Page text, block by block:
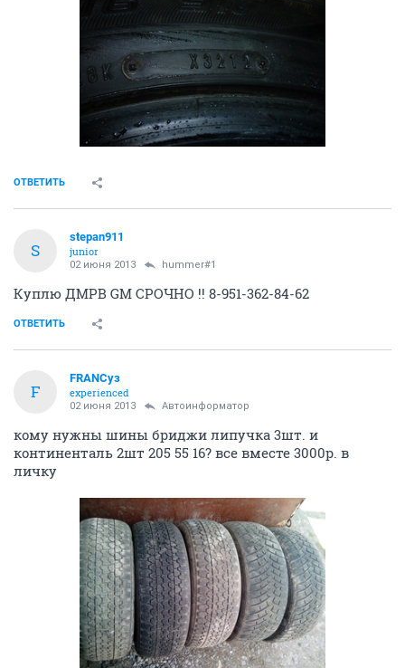
ОТВЕТИТЬ
S
stepan911
junior
02 июня 2013 hummer#1
Куплю ДМРВ GM СРОЧНО !! 8-951-362-84-62
ОТВЕТИТЬ
F
FRANCуз
experienced
02 июня 2013 Автоинформатор
кому нужны шины бриджи липучка 3шт. и
континенталь 2шт 205 55 16? все вместе 3000р. в
личку